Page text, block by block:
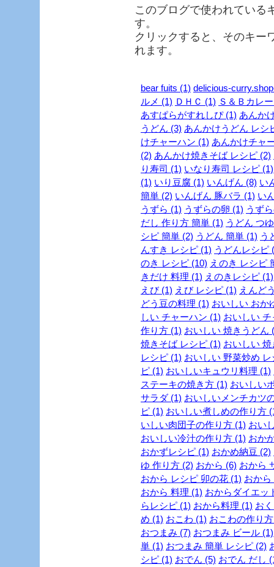
このブログで使われている
す。
クリックすると、そのキー
れます。
bear fuits (1) delicious-
ルメ (1) ＤＨＣ (1) Ｓ＆Ｂカレ
あすぱらがすれしぴ (1) あんか
うどん (3) あんかけうどん レシ
けチャーハン (1) あんかけチャ
(2) あんかけ焼きそば レシピ (2)
り寿司 (1) いなり寿司 レシピ (1)
(1) いり豆腐 (1) いんげん (8) い
簡単 (2) いんげん 豚バラ (1) い
うずら (1) うずらの卵 (1) うず
だし 作り方 簡単 (1) うどん つ
シピ 簡単 (2) うどん 簡単 (1) う
んすき レシピ (1) うどんレシピ
のき レシピ (10) えのき レシピ
きだけ 料理 (1) えのきレシピ (1)
えび (1) えび レシピ (1) えんど
どう豆の料理 (1) おいしい おか
しい チャーハン (1) おいしい
作り方 (1) おいしい 焼きうどん
焼きそば レシピ (1) おいしい
レシピ (1) おいしい 野菜炒め レ
ピ (1) おいしいキュウリ料理 (1)
ステーキの焼き方 (1) おいしい
サラダ (1) おいしいメンチカツ
ピ (1) おいしい煮しめの作り方
いしい肉団子の作り方 (1) おい
おいしい冷汁の作り方 (1) おか
おかずレシピ (1) おかめ納豆 (2)
ゆ 作り方 (2) おから (6) おから
おから レシピ 卯の花 (1) おから
おから 料理 (1) おからダイエッ
らレシピ (1) おから料理 (1) お
め (1) おこわ (1) おこわの作り
おつまみ (7) おつまみ ビール (1)
単 (1) おつまみ 簡単 レシピ (2)
シピ (1) おでん (5) おでん だし